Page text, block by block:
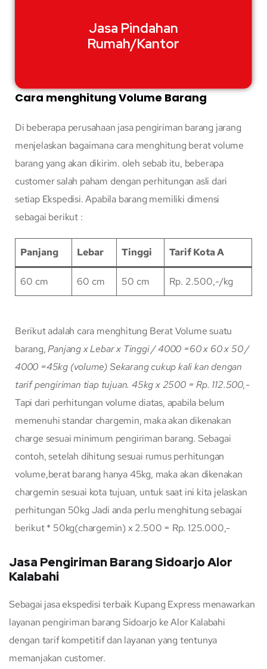
Jasa Pindahan
Rumah/Kantor
Cara menghitung Volume Barang
Di beberapa perusahaan jasa pengiriman barang jarang
menjelaskan bagaimana cara menghitung berat volume
barang yang akan dikirim. oleh sebab itu, beberapa
customer salah paham dengan perhitungan asli dari
setiap Ekspedisi. Apabila barang memiliki dimensi
sebagai berikut :
Panjang Lebar Tinggi Tarif Kota A
60 cm 60 cm 50 cm Rp. 2.500,-/kg
Berikut adalah cara menghitung Berat Volume suatu
barang,Panjang x Lebar x Tinggi / 4000 =60 x 60 x 50 /
4000 =45kg (volume)Sekarang cukup kali kan dengan
tarif pengiriman tiap tujuan. 45kg x 2500 = Rp. 112.500,-
Tapi dari perhitungan volume diatas, apabila belum
memenuhi standar chargemin, maka akan dikenakan
charge sesuai minimum pengiriman barang. Sebagai
contoh, setelah dihitung sesuai rumus perhitungan
volume,berat barang hanya 45kg, maka akan dikenakan
chargemin sesuai kota tujuan, untuk saat ini kita jelaskan
perhitungan 50kg Jadi anda perlu menghitung sebagai
berikut * 50kg(chargemin) x 2.500 = Rp. 125.000,-
Jasa Pengiriman Barang Sidoarjo Alor
Kalabahi
Sebagai jasa ekspedisi terbaik Kupang Express menawarkan
layanan pengiriman barang Sidoarjo ke Alor Kalabahi
dengan tarif kompetitif dan layanan yang tentunya
memanjakan customer.